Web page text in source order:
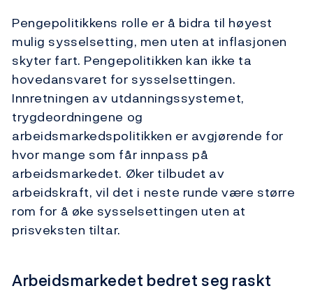
Pengepolitikkens rolle er å bidra til høyest
mulig sysselsetting, men uten at inflasjonen
skyter fart. Pengepolitikken kan ikke ta
hovedansvaret for sysselsettingen.
Innretningen av utdanningssystemet,
trygdeordningene og
arbeidsmarkedspolitikken er avgjørende for
hvor mange som får innpass på
arbeidsmarkedet. Øker tilbudet av
arbeidskraft, vil det i neste runde være større
rom for å øke sysselsettingen uten at
prisveksten tiltar.
Arbeidsmarkedet bedret seg raskt